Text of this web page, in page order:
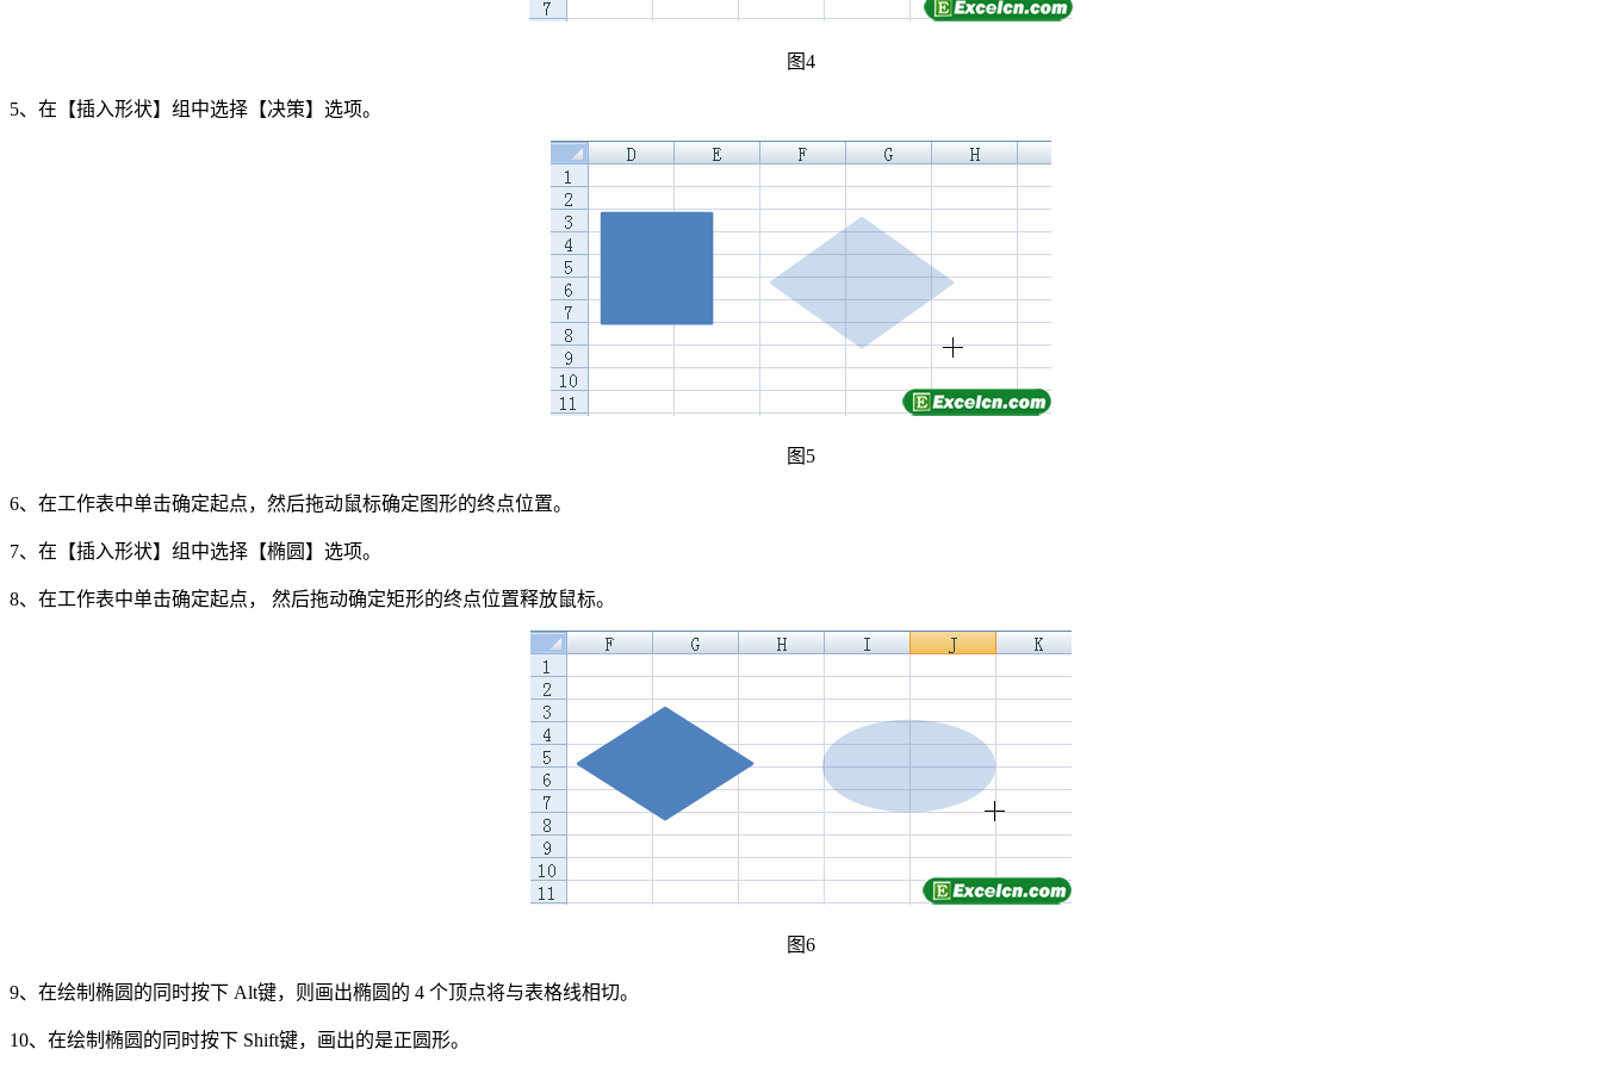
图4
5、在【插入形状】组中选择【决策】选项。
图5
6、在工作表中单击确定起点，然后拖动鼠标确定图形的终点位置。
7、在【插入形状】组中选择【椭圆】选项。
8、在工作表中单击确定起点， 然后拖动确定矩形的终点位置释放鼠标。
图6
9、在绘制椭圆的同时按下 Alt键，则画出椭圆的 4 个顶点将与表格线相切。
10、在绘制椭圆的同时按下 Shift键，画出的是正圆形。